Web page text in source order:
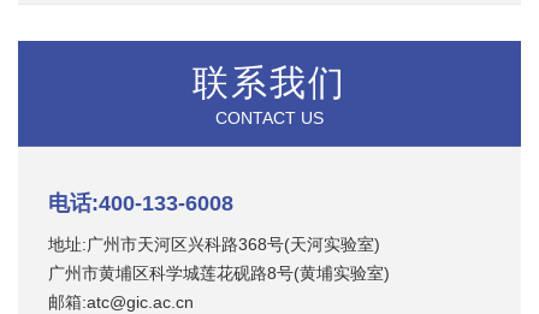
联系我们
CONTACT US
电话:400-133-6008
地址:广州市天河区兴科路368号(天河实验室)
广州市黄埔区科学城莲花砚路8号(黄埔实验室)
邮箱:atc@gic.ac.cn